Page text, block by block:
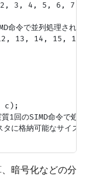
3, 4, 5, 6, 7,
命令で並列処理され
13, 14, 15,
c);
1回のSIMD命令で処
に格納可能なサイズ
暗号化などの分